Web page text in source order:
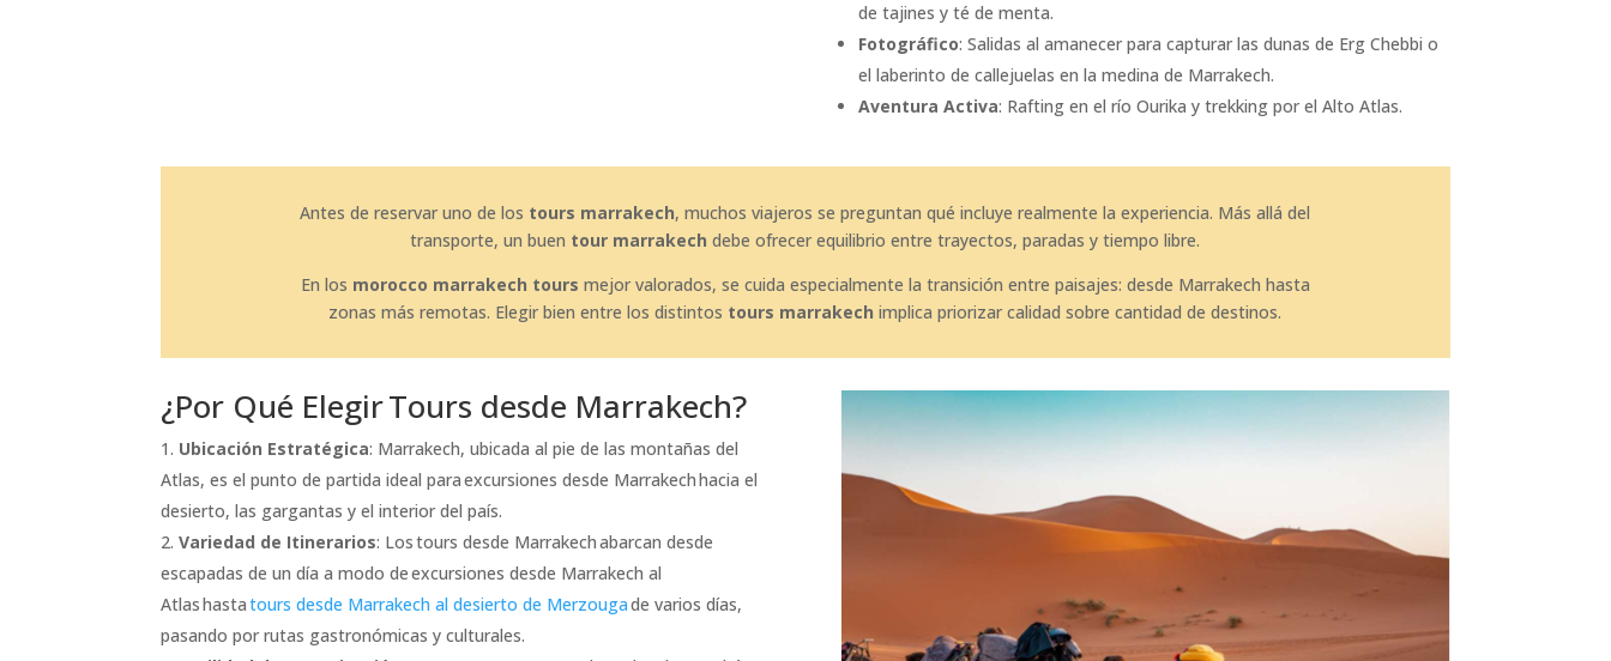
de tajines y té de menta.
Fotográfico: Salidas al amanecer para capturar las dunas de Erg Chebbi o
el laberinto de callejuelas en la medina de Marrakech.
Aventura Activa: Rafting en el río Ourika y trekking por el Alto Atlas.
Antes de reservar uno de los tours marrakech, muchos viajeros se preguntan qué incluye realmente la experiencia. Más allá del
transporte, un buen tour marrakech debe ofrecer equilibrio entre trayectos, paradas y tiempo libre.
En los morocco marrakech tours mejor valorados, se cuida especialmente la transición entre paisajes: desde Marrakech hasta
zonas más remotas. Elegir bien entre los distintos tours marrakech implica priorizar calidad sobre cantidad de destinos.
¿Por Qué Elegir Tours desde Marrakech?
Ubicación Estratégica: Marrakech, ubicada al pie de las montañas del
Atlas, es el punto de partida ideal para excursiones desde Marrakech hacia el
desierto, las gargantas y el interior del país.
Variedad de Itinerarios: Los tours desde Marrakech abarcan desde
escapadas de un día a modo de excursiones desde Marrakech al
Atlas hastatours desde Marrakech al desierto de Merzougade varios días,
pasando por rutas gastronómicas y culturales.